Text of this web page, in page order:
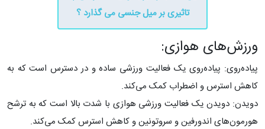
تاثیری بر میل جنسی می گذارد ؟
ورزش‌های هوازی:
پیاده‌روی: پیاده‌روی یک فعالیت ورزشی ساده و در دسترس است که به
کاهش استرس و اضطراب کمک می‌کند.
دویدن: دویدن یک فعالیت ورزشی هوازی با شدت بالا است که به ترشح
هورمون‌های اندورفین و سروتونین و کاهش استرس کمک می‌کند.